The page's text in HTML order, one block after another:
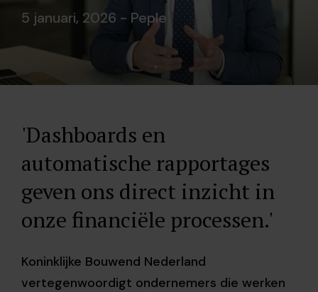
5 januari, 2026 - Peple
'Dashboards en
automatische rapportages
geven ons direct inzicht in
onze financiële processen.'
Koninklijke Bouwend Nederland
vertegenwoordigt ondernemers die werken